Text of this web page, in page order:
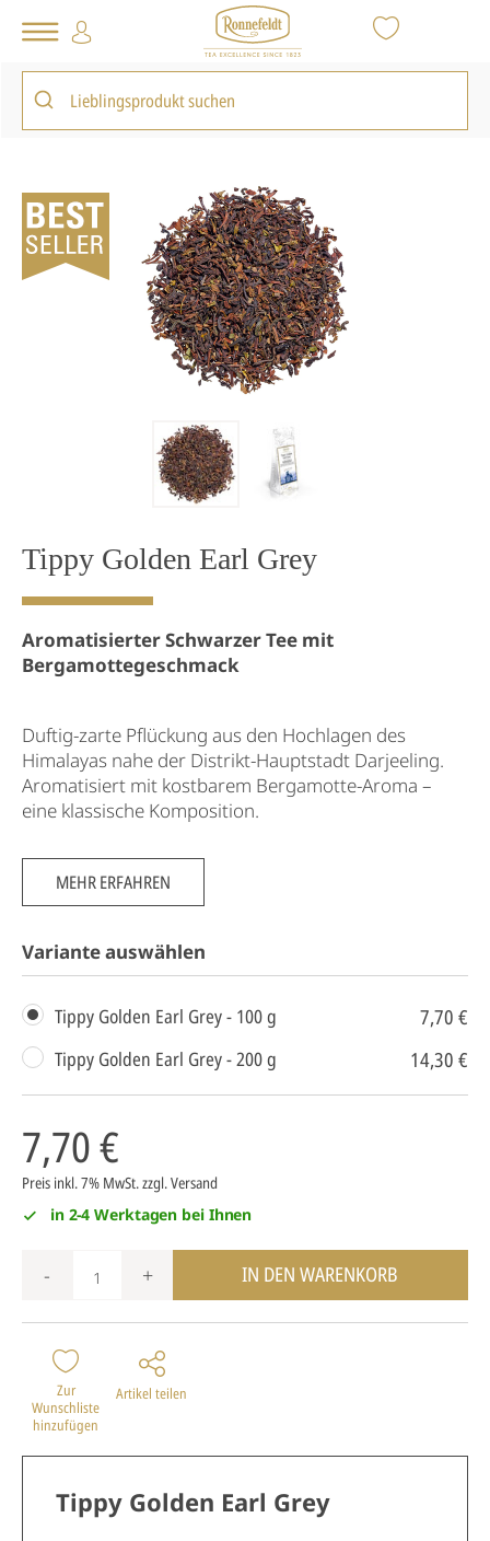
Tee Shop Loser Tee Schwarzer Tee
zurück zur Artikelübersicht
Tippy Golden Earl Grey
Aromatisierter Schwarzer Tee mit
Bergamottegeschmack
Duftig-zarte Pflückung aus den Hochlagen des
Himalayas nahe der Distrikt-Hauptstadt Darjeeling.
Aromatisiert mit kostbarem Bergamotte-Aroma –
eine klassische Komposition.
MEHR ERFAHREN
Variante auswählen
Tippy Golden Earl Grey - 100 g 7,70 €
Tippy Golden Earl Grey - 200 g 14,30 €
7,70 €
Preis inkl. 7% MwSt.zzgl. Versand
in 2-4 Werktagen bei Ihnen
+
- IN DEN WARENKORB
Zur
Wunschliste
hinzufügen
Artikel teilen
Tippy Golden Earl Grey